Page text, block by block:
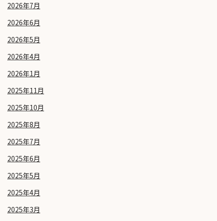
2026年7月
2026年6月
2026年5月
2026年4月
2026年1月
2025年11月
2025年10月
2025年8月
2025年7月
2025年6月
2025年5月
2025年4月
2025年3月